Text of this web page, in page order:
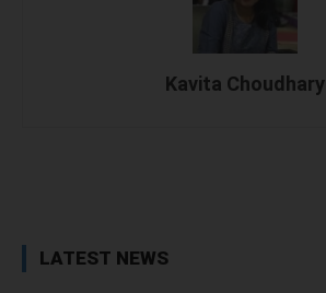
Kavita Choudhary
LATEST NEWS